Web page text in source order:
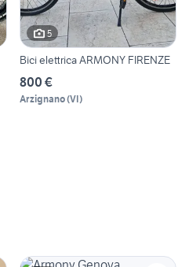
5
Bici elettrica ARMONY FIRENZE
800 €
Arzignano(VI)